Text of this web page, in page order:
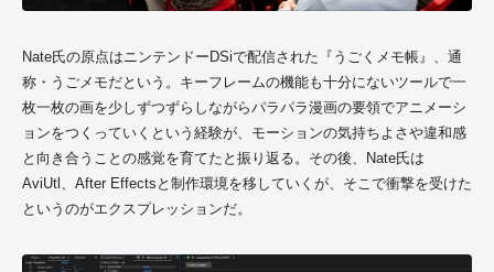
Nate氏の原点はニンテンドーDSiで配信された『うごくメモ帳』、通
称・うごメモだという。キーフレームの機能も十分にないツールで一
枚一枚の画を少しずつずらしながらパラパラ漫画の要領でアニメーシ
ョンをつくっていくという経験が、モーションの気持ちよさや違和感
と向き合うことの感覚を育てたと振り返る。その後、
Nate氏は
AviUtl、After Effectsと制作環境を移していくが、そこで衝撃を受けた
というのがエクスプレッションだ。